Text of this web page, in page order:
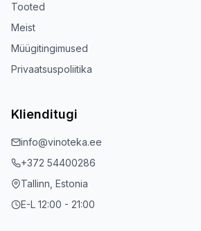
Tooted
Meist
Müügitingimused
Privaatsuspoliitika
Klienditugi
info@vinoteka.ee
+372 54400286
Tallinn, Estonia
E-L 12:00 - 21:00